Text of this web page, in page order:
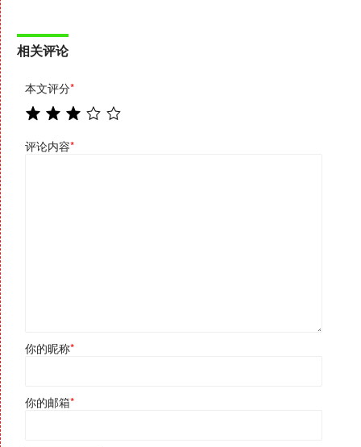
相关评论
本文评分*
评论内容*
你的昵称*
你的邮箱*